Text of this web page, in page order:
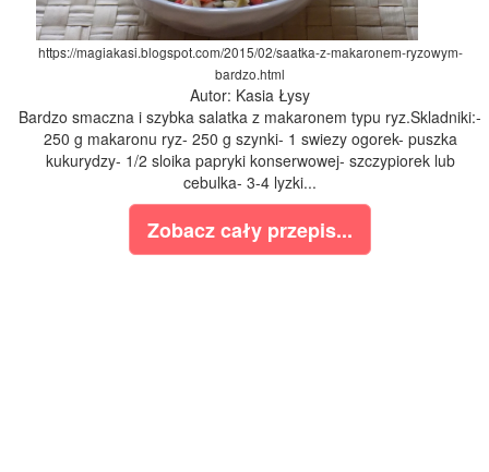
https://magiakasi.blogspot.com/2015/02/saatka-z-makaronem-ryzowym-
bardzo.html
Autor: Kasia Łysy
Bardzo smaczna i szybka salatka z makaronem typu ryz.Skladniki:-
250 g makaronu ryz- 250 g szynki- 1 swiezy ogorek- puszka
kukurydzy- 1/2 sloika papryki konserwowej- szczypiorek lub
cebulka- 3-4 lyzki...
Zobacz cały przepis...